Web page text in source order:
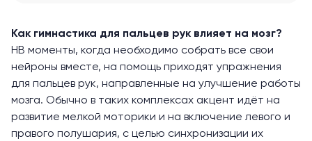
Как гимнастика для пальцев рук влияет на мозг?
НВ моменты, когда необходимо собрать все свои
нейроны вместе, на помощь приходят упражнения
для пальцев рук, направленные на улучшение работы
мозга. Обычно в таких комплексах акцент идёт на
развитие мелкой моторики и на включение левого и
правого полушария, с целью синхронизации их